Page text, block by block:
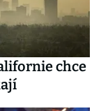
chce